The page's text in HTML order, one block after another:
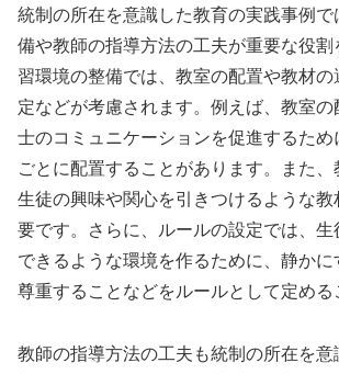
統制の所在を意識した教育の実践事例
備や教師の指導方法の工夫が重要な役割
習環境の整備では、教室の配置や教材
定などが考慮されます。例えば、教室の
士のコミュニケーションを促進するた
ごとに配置することがあります。また、
生徒の興味や関心を引きつけるような
要です。さらに、ルールの設定では、生
できるような環境を作るために、静かに
尊重することなどをルールとして定める
教師の指導方法の工夫も統制の所在を意